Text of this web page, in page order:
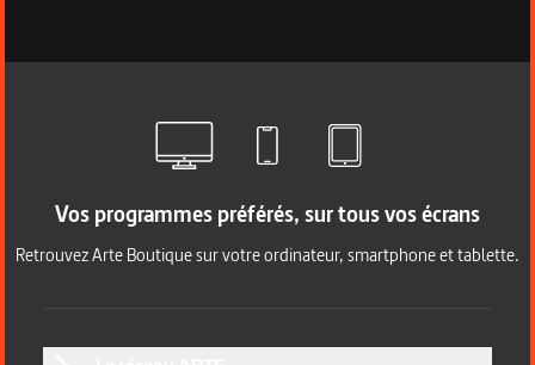
Vos programmes préférés, sur tous vos écrans
Retrouvez Arte Boutique sur votre ordinateur, smartphone et tablette.